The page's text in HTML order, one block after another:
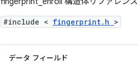
#include < fingerprint.h >
データ フィールド